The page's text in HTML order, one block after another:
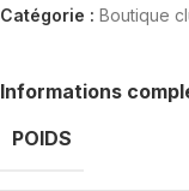
Catégorie : Boutique
Informations
POIDS